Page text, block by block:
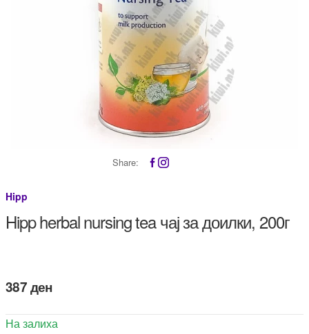
Share:
Hipp
Hipp herbal nursing tea чај за доилки, 200г
387ден
На залиха